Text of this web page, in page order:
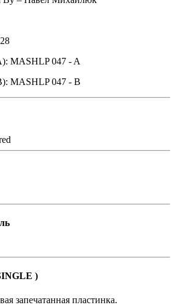
MASHLP 047 - A
MASHLP 047 - B
)
запечатанная пластинка.